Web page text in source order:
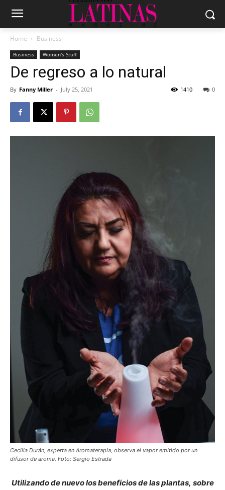
Home Business
Business Women's Stuff
De regreso a lo natural
By Fanny Miller - July 25, 2021 0
1410
Cecilia Durán, experta en Aromaterapia, observa el vapor emitido por un
difusor de aroma. Foto: Sergio Estrada
Utilizando de nuevo los beneficios de las plantas, sobre